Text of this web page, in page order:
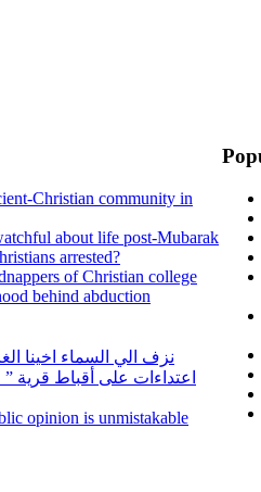
Christian community in
about life post-Mubarak
arrested?
of Christian college
behind abduction
نزف الي السماء اخينا
اعتداءات على أقباط قرية
opinion is unmistakable